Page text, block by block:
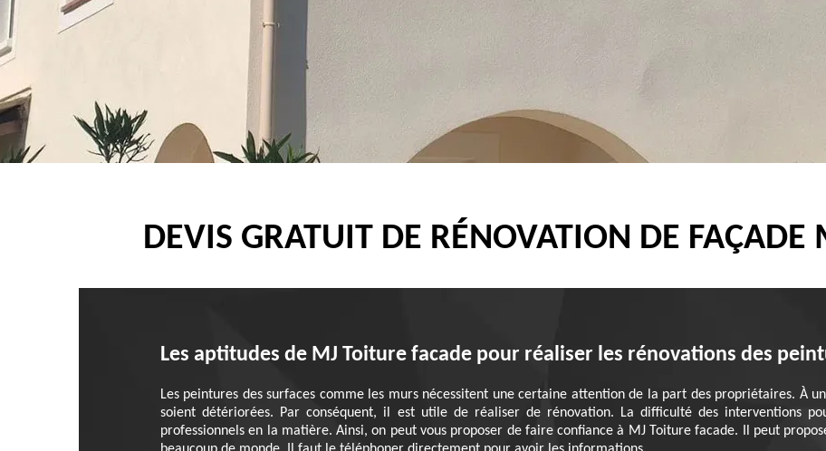
DEVIS GRATUIT DE RÉNOVATION DE
Les aptitudes de MJ Toiture facade pour réaliser les rénovations des
Les peintures des surfaces comme les murs nécessitent une certaine attention de la part des propriétaires. À
soient détériorées. Par conséquent, il est utile de réaliser de rénovation. La difficulté des interventions
professionnels en la matière. Ainsi, on peut vous proposer de faire confiance à MJ Toiture facade. Il peut